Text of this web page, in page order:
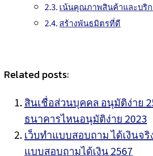
เน้นคุณภาพสินค้าและบริ
สร้างพันธมิตรที่ดี
Related posts:
สินเชื่อส่วนบุคคล อนุมัติง่าย
ธนาคารไหนอนุมัติง่าย 2023
เว็บทำแบบสอบถาม ได้เงินจ
แบบสอบถามได้เงิน 2567